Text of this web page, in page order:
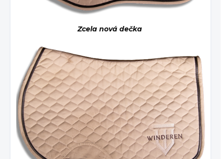
Zcela nová dečka